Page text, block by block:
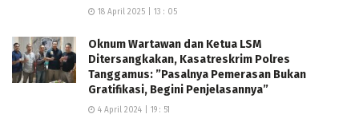
18 April 2025 | 13 : 05
Oknum Wartawan dan Ketua LSM
Ditersangkakan, Kasatreskrim Polres
Tanggamus: ”Pasalnya Pemerasan Bukan
Gratifikasi, Begini Penjelasannya”
4 April 2024 | 19 : 51